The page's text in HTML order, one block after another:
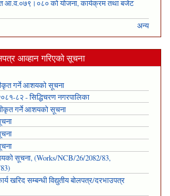
आ.व.०७९।०८० को योजना, कार्यक्रम तथा बजेट
अन्य
आव्हान गरिएको सूचना
गर्ने आशयको सूचना
८२ - सिद्धिचरण नगरपालिका
गर्ने आशयको सूचना
सूचना, (Works/NCB/26/2082/83,
खरिद सम्बन्धी विद्युतीय बोलपत्र/दरभाउपत्र